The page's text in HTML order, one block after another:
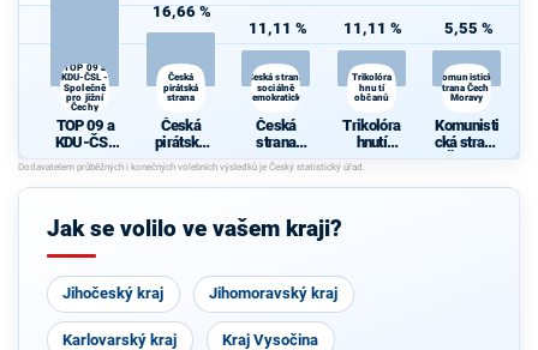
TOP 09 a
KDU-ČSL -
Společně
pro jižní
Čechy
TOP 09 a
KDU-ČSL
- Společně
pro jižní
Čechy
16,66 %
Česká
pirátská
strana
Česká
pirátská
strana
11,11 %
Česká strana
sociálně
demokratická
Česká
strana
sociálně
demokrati
cká
11,11 %
Trikolóra
hnutí
občanů
Trikolóra
hnutí
občanů
5,55 %
Komunistická
strana Čech a
Moravy
Komunisti
cká strana
Čech a
Jak se volilo ve vašem kraji?
Jihočeský kraj Jihomoravský kraj
Karlovarský kraj Kraj Vysočina